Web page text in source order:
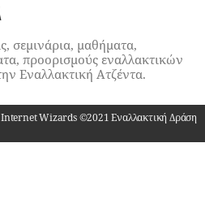
σεμινάρια, μαθήματα,
προορισμούς εναλλακτικών
Εναλλακτική Ατζέντα.
Wizards ©2021 Εναλλακτική Δράση